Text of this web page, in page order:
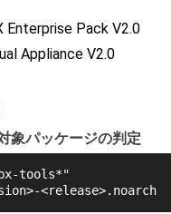
Enterprise Pack V2.0
Appliance V2.0
象パッケージの判定
tools*"
<release>.noarch